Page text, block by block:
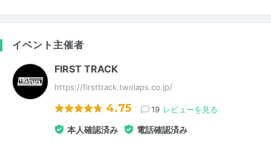
イベント主催者
FIRST TRACK
https://firsttrack.twolaps.co.jp/
4.75 19 レビューを見る
本人確認済み 電話確認済み